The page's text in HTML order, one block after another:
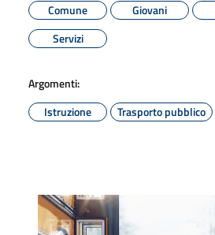
Comune
Giovani
Servizi
Argomenti:
Istruzione
Trasporto pubblico